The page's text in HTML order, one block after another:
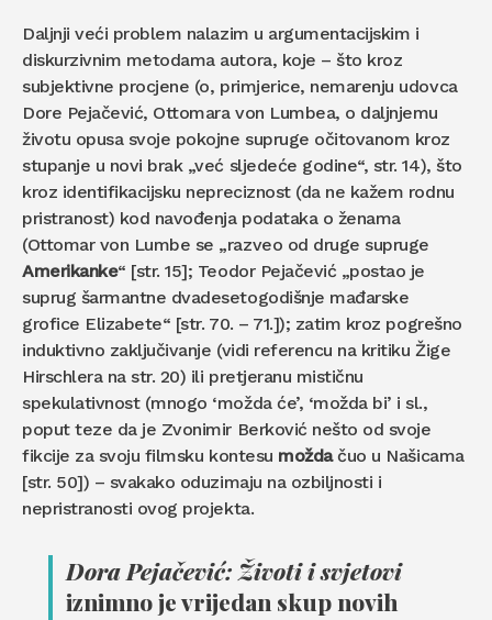
Daljnji veći problem nalazim u argumentacijskim i
diskurzivnim metodama autora, koje – što kroz
subjektivne procjene (o, primjerice, nemarenju udovca
Dore Pejačević, Ottomara von Lumbea, o daljnjemu
životu opusa svoje pokojne supruge očitovanom kroz
stupanje u novi brak „već sljedeće godine“, str. 14), što
kroz identifikacijsku nepreciznost (da ne kažem rodnu
pristranost) kod navođenja podataka o ženama
(Ottomar von Lumbe se „razveo od druge supruge
Amerikanke“ [str. 15]; Teodor Pejačević „postao je
suprug šarmantne dvadesetogodišnje mađarske
grofice Elizabete“ [str. 70. – 71.]); zatim kroz pogrešno
induktivno zaključivanje (vidi referencu na kritiku Žige
Hirschlera na str. 20) ili pretjeranu mističnu
spekulativnost (mnogo ‘možda će’, ‘možda bi’ i sl.,
poput teze da je Zvonimir Berković nešto od svoje
fikcije za svoju filmsku kontesu moždačuo u Našicama
[str. 50]) – svakako oduzimaju na ozbiljnosti i
nepristranosti ovog projekta.
Dora Pejačević: Životi i svjetovi
iznimno je vrijedan skup novih